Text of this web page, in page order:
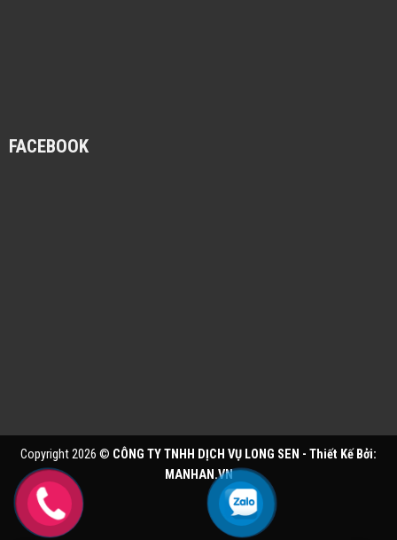
FACEBOOK
Copyright 2026 © CÔNG TY TNHH DỊCH VỤ LONG SEN - Thiết Kế Bởi:
MANHAN.VN